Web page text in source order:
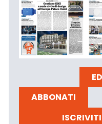
ABBONATI
ISCRIVITI